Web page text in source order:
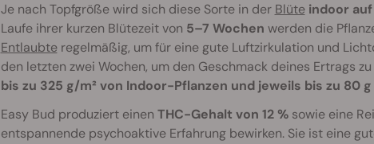
Je nach Topfgröße wird sich diese Sorte in der Blüteindoor auf
Laufe ihrer kurzen Blütezeit von 5–7 Wochen werden die
Entlaubteregelmäßig, um für eine gute Luftzirkulation und
den letzten zwei Wochen, um den Geschmack deines Ertrags
bis zu 325 g/m² von Indoor-Pflanzen und jeweils bis zu 80
Easy Bud produziert einen THC-Gehalt von 12 %sowie eine
entspannende psychoaktive Erfahrung bewirken. Sie ist eine